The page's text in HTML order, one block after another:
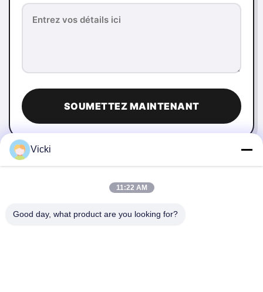
SOUMETTEZ MAINTENANT
Vicki
11:22 AM
Good day, what product are you looking for?